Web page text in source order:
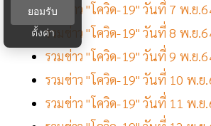
รวมข่าว "โควิด-19" วันที่ 7 พ.ย
รวมข่าว "โควิด-19" วันที่ 8 พ.ย
รวมข่าว "โควิด-19" วันที่ 9 พ.ย
รวมข่าว "โควิด-19" วันที่ 10 พ.ย
รวมข่าว "โควิด-19" วันที่ 11 พ.ย
ยอมรับ
ตั้งค่า